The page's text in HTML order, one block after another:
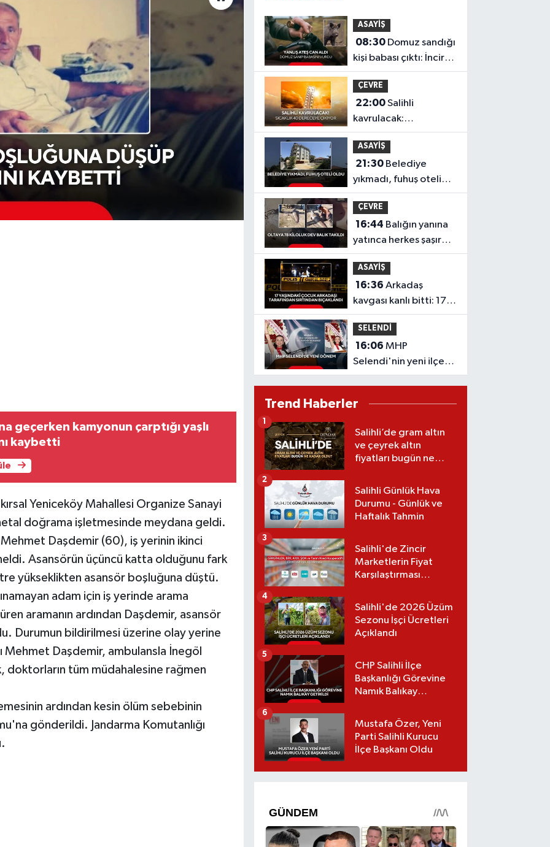
geçerken kamyonun çarptığı yaşlı
kaybetti
Yeniceköy Mahallesi Organize Sanayi
doğrama işletmesinde meydana geldi.
Daşdemir (60), iş yerinin ikinci
Asansörün üçüncü katta olduğunu fark
yükseklikten asansör boşluğuna düştü.
adam için iş yerinde arama
aramanın ardından Daşdemir, asansör
Durumun bildirilmesi üzerine olay yerine
Mehmet Daşdemir, ambulansla İnegöl
doktorların tüm müdahalesine rağmen
ardından kesin ölüm sebebinin
gönderildi. Jandarma Komutanlığı
ASAYİŞ
08:30
kişi babası çıktı: İncir
bahçesinde kahreden
facia
ÇEVRE
22:00Salihli
kavrulacak:
Termometreler 40
dereceyi gösterecek
ASAYİŞ
21:30
yıkmadı, fuhuş oteli
oldu
ÇEVRE
16:44
yatınca herkes şaşırdı!
Oltaya takılan 190
santimlik dev yayın
balığı
ASAYİŞ
16:36 Arkadaş
kavgası kanlı bitti: 17
yaşındaki çocuk
sırtından bıçaklandı
SELENDİ
16:06 MHP
Selendi'nin yeni ilçe
başkanı Hafize Gürcan
Trend Haberler
Salihli’de gram altın
ve çeyrek altın
fiyatları bugün ne
(06.08.2026)
1
Salihli Günlük Hava
Durumu - Günlük ve
Haftalık Tahmin
2
Salihli'de Zincir
Marketlerin Fiyat
Karşılaştırması
3
Salihli'de 2026 Üzüm
Sezonu İşçi Ücretleri
Açıklandı
4
CHP Salihli İlçe
Başkanlığı Görevine
Namık Balıkay
5
Mustafa Özer, Yeni
Parti Salihli Kurucu
İlçe Başkanı Oldu
6